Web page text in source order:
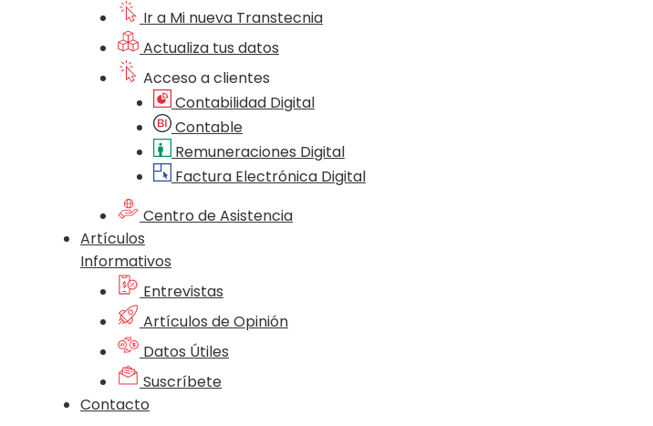
Ir a Mi nueva Transtecnia
Actualiza tus datos
Acceso a clientes
Contabilidad Digital
Contable
Remuneraciones Digital
Factura Electrónica Digital
Centro de Asistencia
Artículos
Informativos
Entrevistas
Artículos de Opinión
Datos Útiles
Suscríbete
Contacto